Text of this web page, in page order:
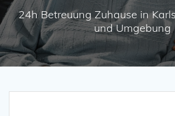
24h Betreuung Zuhause in
und Umgebung